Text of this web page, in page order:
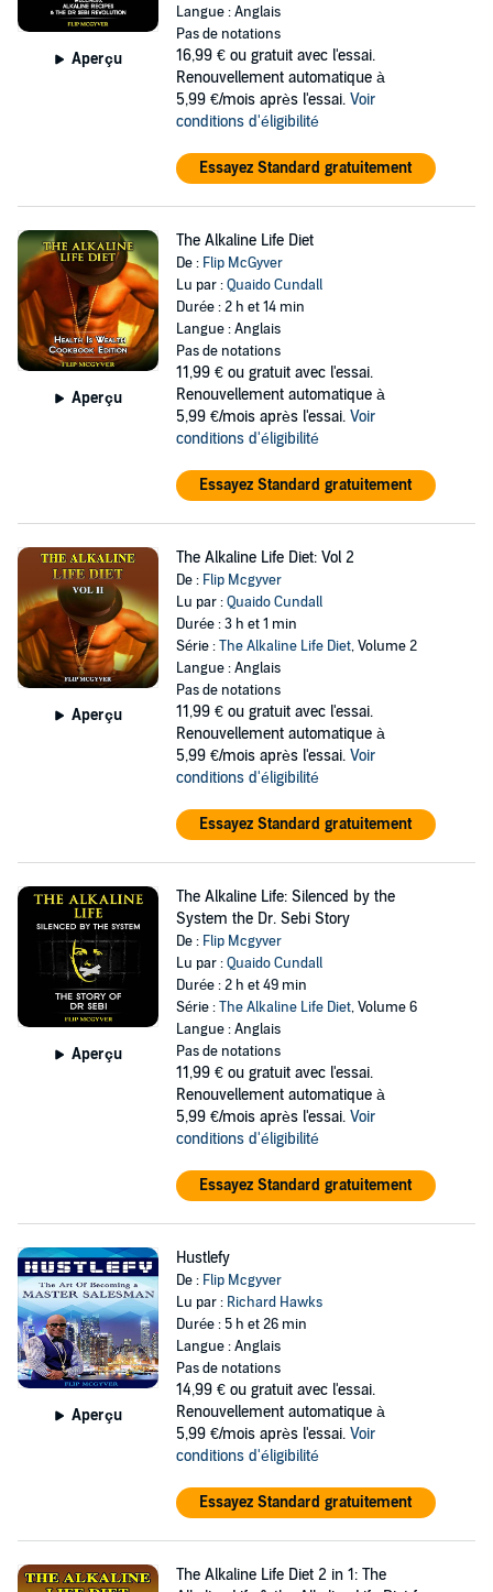
Aperçu
Langue : Anglais
Pas de notations
16,99 € ou gratuit avec l'essai.
Renouvellement automatique à
5,99 €/mois après l'essai. Voir
conditions d'éligibilité
Essayez Standard gratuitement
Aperçu
The Alkaline Life Diet
De : Flip McGyver
Lu par :Quaido Cundall
Durée : 2 h et 14 min
Langue : Anglais
Pas de notations
11,99 € ou gratuit avec l'essai.
Renouvellement automatique à
5,99 €/mois après l'essai. Voir
conditions d'éligibilité
Essayez Standard gratuitement
Aperçu
The Alkaline Life Diet: Vol 2
De : Flip Mcgyver
Lu par :Quaido Cundall
Durée : 3 h et 1 min
Série :The Alkaline Life Diet, Volume 2
Langue : Anglais
Pas de notations
11,99 € ou gratuit avec l'essai.
Renouvellement automatique à
5,99 €/mois après l'essai. Voir
conditions d'éligibilité
Essayez Standard gratuitement
Aperçu
The Alkaline Life: Silenced by the
System the Dr. Sebi Story
De : Flip Mcgyver
Lu par :Quaido Cundall
Durée : 2 h et 49 min
Série :The Alkaline Life Diet, Volume 6
Langue : Anglais
Pas de notations
11,99 € ou gratuit avec l'essai.
Renouvellement automatique à
5,99 €/mois après l'essai. Voir
conditions d'éligibilité
Essayez Standard gratuitement
Aperçu
Hustlefy
De : Flip Mcgyver
Lu par : Richard Hawks
Durée : 5 h et 26 min
Langue : Anglais
Pas de notations
14,99 € ou gratuit avec l'essai.
Renouvellement automatique à
5,99 €/mois après l'essai. Voir
conditions d'éligibilité
Essayez Standard gratuitement
The Alkaline Life Diet 2 in 1: The